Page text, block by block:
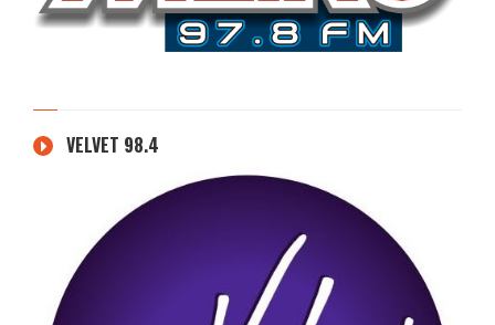
VELVET 98.4